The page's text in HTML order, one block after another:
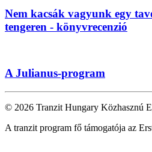
Nem kacsák vagyunk egy
tengeren - könyvrecenzió
A Julianus-program
© 2026 Tranzit Hungary Közhasznú
A tranzit program fő támogatója az